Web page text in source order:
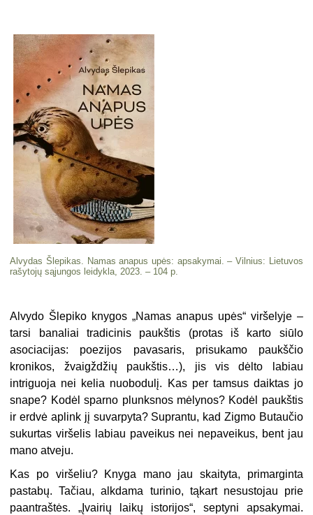
Alvydas Šlepikas. Namas anapus upės: apsakymai. – Vilnius: Lietuvos
rašytojų sąjungos leidykla, 2023. – 104 p.
Alvydo Šlepiko knygos „Namas anapus upės“ viršelyje –
tarsi banaliai tradicinis paukštis (protas iš karto siūlo
asociacijas: poezijos pavasaris, prisukamo paukščio
kronikos, žvaigždžių paukštis…), jis vis dėlto labiau
intriguoja nei kelia nuobodulį. Kas per tamsus daiktas jo
snape? Kodėl sparno plunksnos mėlynos? Kodėl paukštis
ir erdvė aplink jį suvarpyta? Suprantu, kad Zigmo Butaučio
sukurtas viršelis labiau paveikus nei nepaveikus, bent jau
mano atveju.
Kas po viršeliu? Knyga mano jau skaityta, primarginta
pastabų. Tačiau, alkdama turinio, tąkart nesustojau prie
paantraštės. „Įvairių laikų istorijos“, septyni apsakymai.